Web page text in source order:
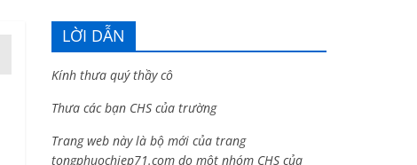
LỜI DẪN
Kính thưa quý thầy cô
Thưa các bạn CHS của trường
Trang web này là bộ mới của trang
tongphuochiep71.com do một nhóm CHS của